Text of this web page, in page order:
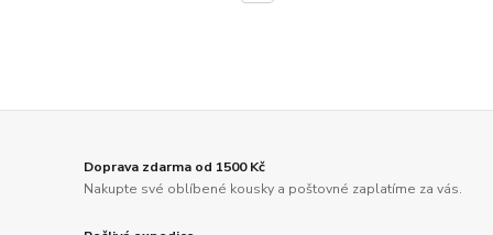
Doprava zdarma od 1500 Kč
Nakupte své oblíbené kousky a poštovné zaplatíme za vás.